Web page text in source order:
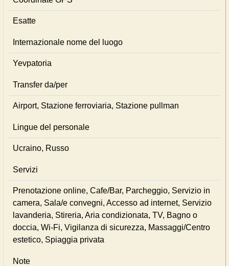
Esatte
Internazionale nome del luogo
Yevpatoria
Transfer da/per
Airport, Stazione ferroviaria, Stazione pullman
Lingue del personale
Ucraino, Russo
Servizi
Prenotazione online, Cafe/Bar, Parcheggio, Servizio in
camera, Sala/e convegni, Accesso ad internet, Servizio
lavanderia, Stireria, Aria condizionata, TV, Bagno o
doccia, Wi-Fi, Vigilanza di sicurezza, Massaggi/Centro
estetico, Spiaggia privata
Note